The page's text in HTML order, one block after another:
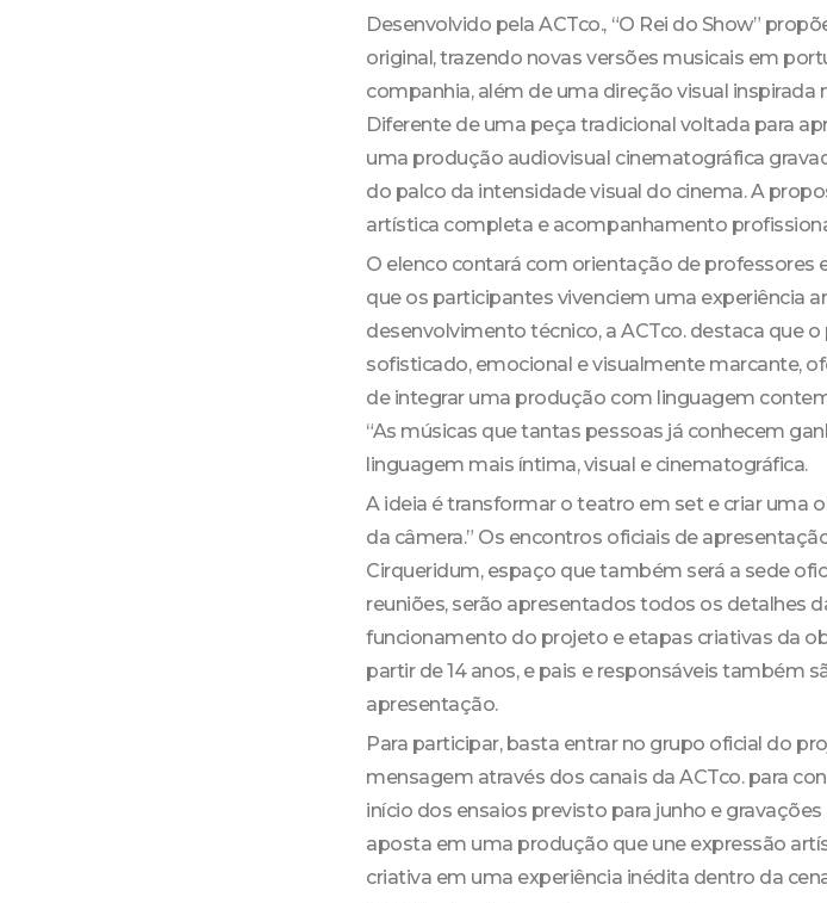
Desenvolvido pela ACTco., “O Rei do Show”
original, trazendo novas versões musicais em
companhia, além de uma direção visual
Diferente de uma peça tradicional voltada para
uma produção audiovisual cinematográfica
do palco da intensidade visual do cinema. A
artística completa e acompanhamento
O elenco contará com orientação de
que os participantes vivenciem uma experiência
desenvolvimento técnico, a ACTco. destaca que
sofisticado, emocional e visualmente marcante,
de integrar uma produção com linguagem
“As músicas que tantas pessoas já conhecem
linguagem mais íntima, visual e cinematográfica.
A ideia é transformar o teatro em set e criar uma
da câmera.” Os encontros oficiais de
Cirqueridum, espaço que também será a sede
reuniões, serão apresentados todos os detalhes
funcionamento do projeto e etapas criativas da
partir de 14 anos, e pais e responsáveis também
apresentação.
Para participar, basta entrar no grupo oficial do
mensagem através dos canais da ACTco. para
início dos ensaios previsto para junho e
aposta em uma produção que une expressão
criativa em uma experiência inédita dentro da